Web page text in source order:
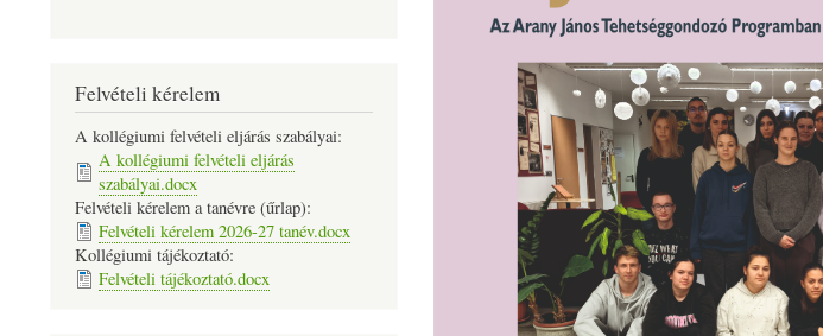
Felvételi kérelem
A kollégiumi felvételi eljárás szabályai:
A kollégiumi felvételi eljárás
szabályai.docx
Felvételi kérelem a tanévre (űrlap):
Felvételi kérelem 2026-27 tanév.docx
Kollégiumi tájékoztató:
Felvételi tájékoztató.docx